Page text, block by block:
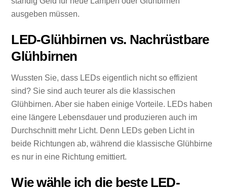
ausgeben müssen.
LED-Glühbirnen vs. Nachrüstbare
Glühbirnen
Wussten Sie, dass LEDs eigentlich nicht so effizient
sind? Sie sind auch teurer als die klassischen
Glühbirnen. Aber sie haben einige Vorteile. LEDs haben
eine längere Lebensdauer und produzieren auch im
Durchschnitt mehr Licht. Denn LEDs geben Licht in
beide Richtungen ab, während die klassische Glühbirne
es nur in eine Richtung emittiert.
Wie wähle ich die beste LED-